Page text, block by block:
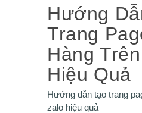
Hướng
Trang
Hàng
Hiệu Quả
Hướng dẫn tạo trang
zalo hiệu quả